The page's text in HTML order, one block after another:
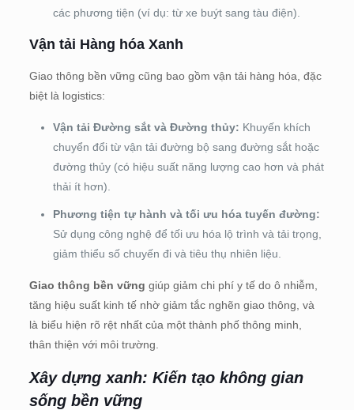
các phương tiện (ví dụ: từ xe buýt sang tàu điện).
Vận tải Hàng hóa Xanh
Giao thông bền vững cũng bao gồm vận tải hàng hóa, đặc
biệt là logistics:
Vận tải Đường sắt và Đường thủy: Khuyến khích
chuyển đổi từ vận tải đường bộ sang đường sắt hoặc
đường thủy (có hiệu suất năng lượng cao hơn và phát
thải ít hơn).
Phương tiện tự hành và tối ưu hóa tuyến đường:
Sử dụng công nghệ để tối ưu hóa lộ trình và tải trọng,
giảm thiểu số chuyến đi và tiêu thụ nhiên liệu.
Giao thông bền vững giúp giảm chi phí y tế do ô nhiễm,
tăng hiệu suất kinh tế nhờ giảm tắc nghẽn giao thông, và
là biểu hiện rõ rệt nhất của một thành phố thông minh,
thân thiện với môi trường.
Xây dựng xanh: Kiến tạo không gian
sống bền vững